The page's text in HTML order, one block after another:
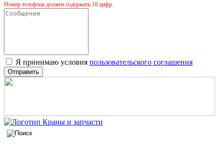
Номер телефона должен содержать 10 цифр.
Я принимаю условия пользовательского соглашения
Отправить